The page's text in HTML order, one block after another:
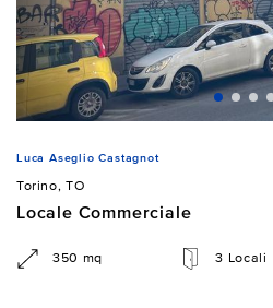
Luca Aseglio Castagnot
Torino, TO
Locale Commerciale
350 mq 3 Locali